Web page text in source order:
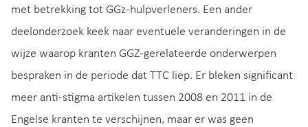
met betrekking tot GGz-hulpverleners. Een ander
deelonderzoek keek naar eventuele veranderingen in de
wijze waarop kranten GGZ-gerelateerde onderwerpen
bespraken in de periode dat TTC liep. Er bleken significant
meer anti-stigma artikelen tussen 2008 en 2011 in de
Engelse kranten te verschijnen, maar er was geen